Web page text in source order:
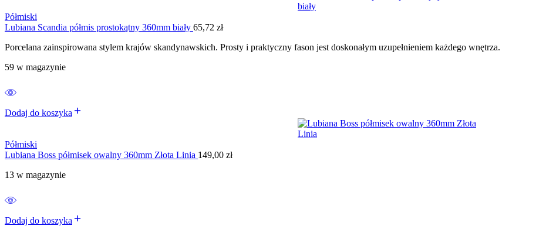
Półmiski
Lubiana Scandia półmis prostokątny 360mm biały 65,72 zł
Porcelana zainspirowana stylem krajów skandynawskich. Prosty i praktyczny fason jest doskonałym uzupełnieniem każdego wnętrza.
59 w magazynie
Dodaj do koszyka
Półmiski
Lubiana Boss półmisek owalny 360mm Złota Linia 149,00 zł
13 w magazynie
Dodaj do koszyka